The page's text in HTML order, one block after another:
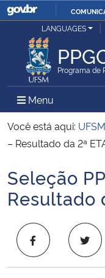
Ministério da Justiça e
Ministério da Defesa
Ministério das Relações
Ministério da Infraestrutura
Ministério da Educação
LANGUAGES
Programa de
Menu Menu
Você está aqui: UFSM
– Resultado da 2ª
Início do conteúdo
Seleção
Resultado